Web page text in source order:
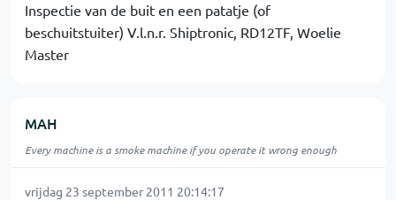
Inspectie van de buit en een patatje (of
beschuitstuiter) V.l.n.r. Shiptronic, RD12TF, Woelie
Master
MAH
Every machine is a smoke machine if you operate it wrong enough
vrijdag 23 september 2011 20:14:17